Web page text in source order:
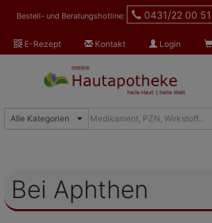
Bestell- und Beratungshotline: 0431/22 00
E-Rezept Kontakt Login
Bei Aphthen